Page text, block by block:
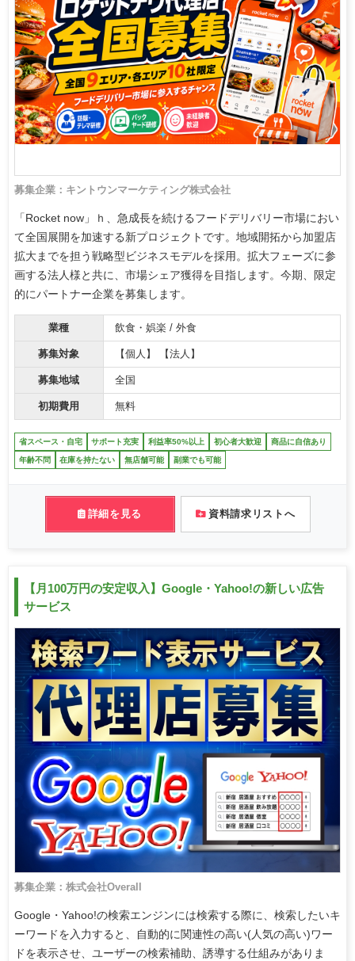
募集企業：キントウンマーケティング株式会社
「Rocket now」ｈ、急成長を続けるフードデリバリー市場におい
て全国展開を加速する新プロジェクトです。地域開拓から加盟店
拡大までを担う戦略型ビジネスモデルを採用。拡大フェーズに参
画する法人様と共に、市場シェア獲得を目指します。今期、限定
的にパートナー企業を募集します。
業種 飲食・娯楽 / 外食
募集対象 【個人】 【法人】
募集地域 全国
初期費用 無料
省スペース・自宅 サポート充実 利益率50%以上 初心者大歓迎 商品に自信あり
年齢不問 在庫を持たない 無店舗可能 副業でも可能
詳細を見る 資料請求リストへ
【月100万円の安定収入】Google・Yahoo!の新しい広告
サービス
募集企業：株式会社Overall
Google・Yahoo!の検索エンジンには検索する際に、検索したいキ
ーワードを入力すると、自動的に関連性の高い(人気の高い)ワー
ドを表示させ、ユーザーの検索補助、誘導する仕組みがありま